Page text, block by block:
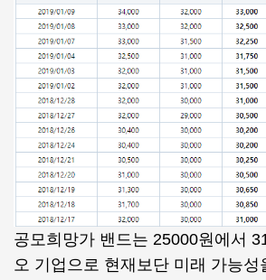
공모희망가 밴드는 25000원에서
오 기업으로 현재보단 미래 가능성